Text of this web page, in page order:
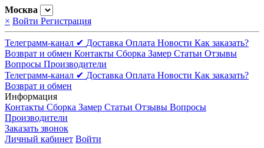
Москва
× Войти Регистрация
Телеграмм-канал ✔ Доставка Оплата Новости Как заказать?
Возврат и обмен Контакты Сборка Замер Статьи Отзывы
Вопросы Производители
Телеграмм-канал ✔ Доставка Оплата Новости Как заказать?
Возврат и обмен
Информация
Контакты Сборка Замер Статьи Отзывы Вопросы
Производители
Заказать звонок
Личный кабинет Войти